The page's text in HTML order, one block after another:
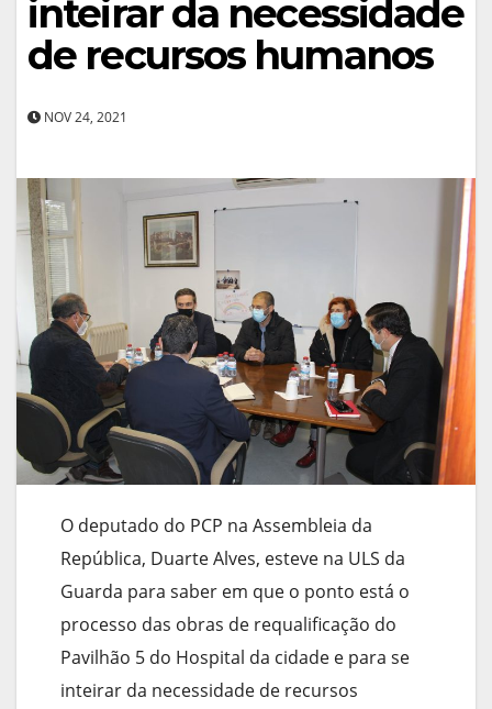
inteirar da necessidade
de recursos humanos
NOV 24, 2021
O deputado do PCP na Assembleia da
República, Duarte Alves, esteve na ULS da
Guarda para saber em que o ponto está o
processo das obras de requalificação do
Pavilhão 5 do Hospital da cidade e para se
inteirar da necessidade de recursos